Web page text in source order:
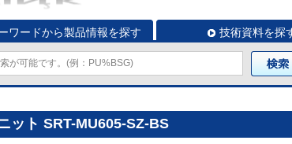
ワードから製品情報を探す 技術資料を探
ット SRT-MU605-SZ-BS